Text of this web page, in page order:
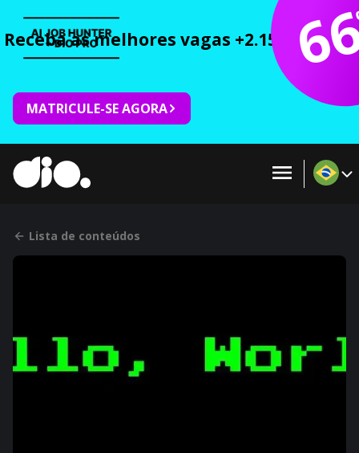
Receba as melhores vagas +2.150 cursos
MATRICULE-SE AGORA
Lista de conteúdos